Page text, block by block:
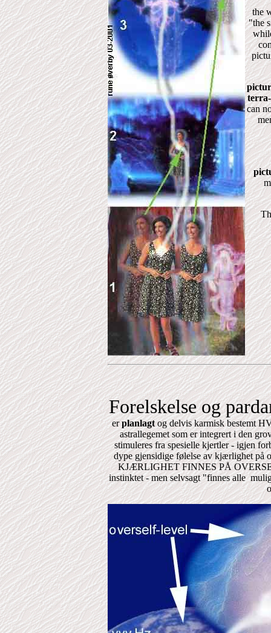
the
"the
can
Forelskelse og
erplanlagtog delvis karmisk bestemt
astrallegemet som er integrert i den
stimuleres fra spesielle kjertler - igjen
dype gjensidige følelse av kjærlighet
KJÆRLIGHET FINNES PÅ
instinktet - men selvsagt "finnes alle